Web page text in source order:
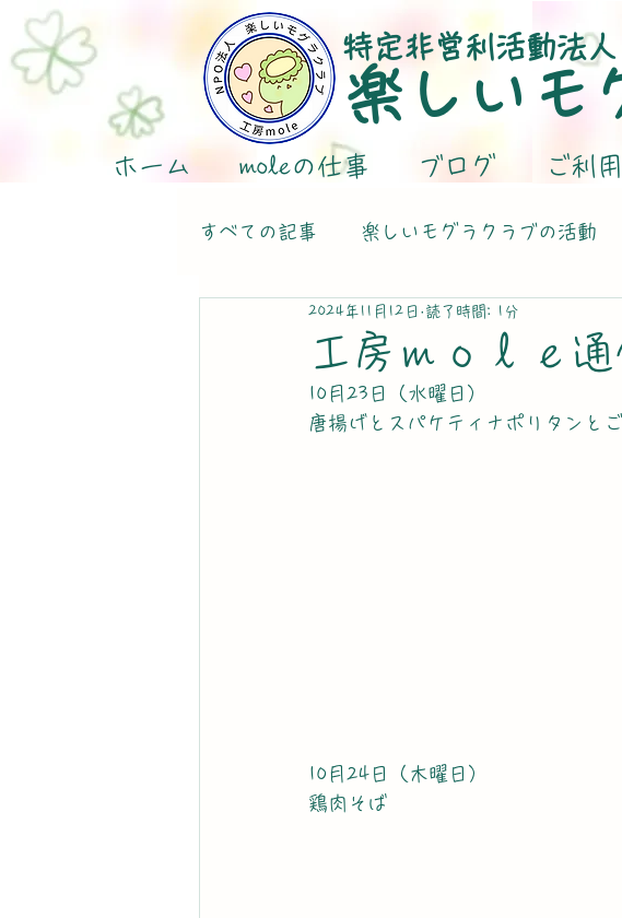
特定非営利活動法人
楽しいモ
ホーム moleの仕事 ブログ ご利用
すべての記事 楽しいモグラクラブの活動
工房ｍｏｌｅ
2024年11月12日 読了時間: 1分
10月23日（水曜日）
唐揚げとスパケティナポリタンと
10月24日（木曜日）
鶏肉そば